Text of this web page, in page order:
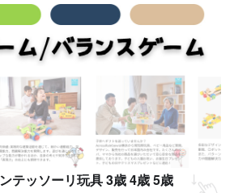
テッソーリ玩具 3歳 4歳 5歳